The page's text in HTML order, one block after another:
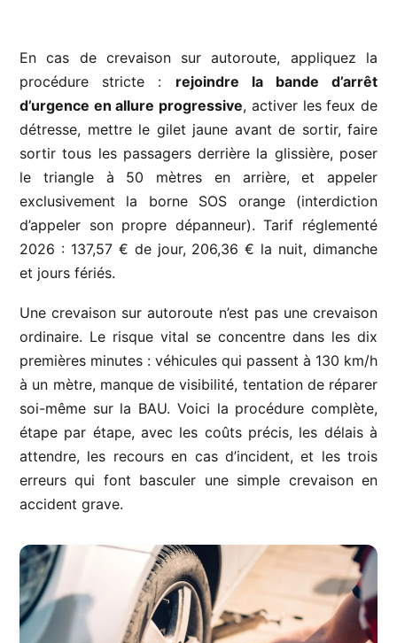
En cas de crevaison sur autoroute, appliquez la
procédure stricte : rejoindre la bande d’arrêt
d’urgence en allure progressive, activer les feux de
détresse, mettre le gilet jaune avant de sortir, faire
sortir tous les passagers derrière la glissière, poser
le triangle à 50 mètres en arrière, et appeler
exclusivement la borne SOS orange (interdiction
d’appeler son propre dépanneur). Tarif réglementé
2026 : 137,57 € de jour, 206,36 € la nuit, dimanche
et jours fériés.
Une crevaison sur autoroute n’est pas une crevaison
ordinaire. Le risque vital se concentre dans les dix
premières minutes : véhicules qui passent à 130 km/h
à un mètre, manque de visibilité, tentation de réparer
soi-même sur la BAU. Voici la procédure complète,
étape par étape, avec les coûts précis, les délais à
attendre, les recours en cas d’incident, et les trois
erreurs qui font basculer une simple crevaison en
accident grave.